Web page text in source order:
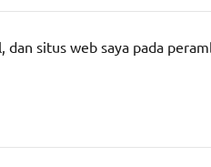
dan situs web saya pada